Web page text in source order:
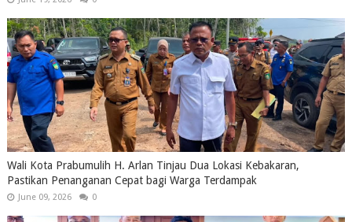
Wali Kota Prabumulih H. Arlan Tinjau Dua Lokasi Kebakaran,
Pastikan Penanganan Cepat bagi Warga Terdampak
June 09, 2026 0